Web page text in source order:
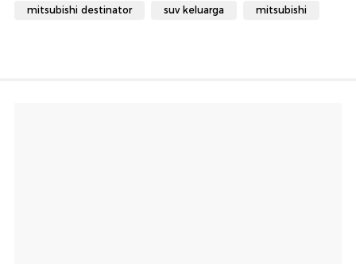
mitsubishi destinator suv keluarga mitsubishi